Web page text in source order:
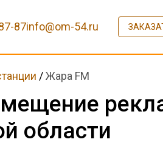
87info@om-54.ru
/Жара FM
области